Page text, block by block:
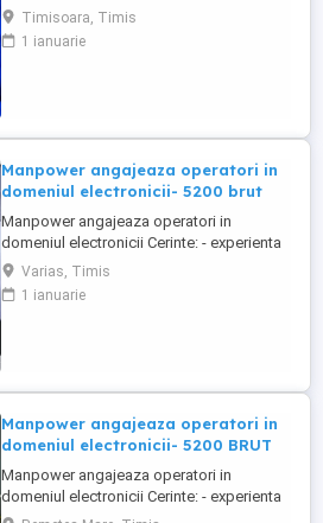
program de 2 schimburi! Beneficii: -
Salariul porneste de la 5000 lei brut - in
functie de experienta avuta; - Tichete de
Timisoara, Timis
1 ianuarie
Manpower angajeaza operatori in
domeniul electronicii- 5200 brut
Manpower angajeaza operatori in
domeniul electronicii Cerinte: - experienta
in productie - minim 8 clase finalizate -
disponibilitatea de a lucra in 3 schimburi
Beneficii: - salariu 5200 brut - tichete de
Varias, Timis
1 ianuarie
Manpower angajeaza operatori in
domeniul electronicii- 5200 BRUT
Manpower angajeaza operatori in
domeniul electronicii Cerinte: - experienta
in productie - minim 8 clase finalizate -